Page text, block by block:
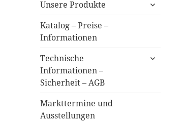
Unsere Produkte
Katalog – Preise –
Informationen
Technische
Informationen –
Sicherheit – AGB
untermenü
Markttermine und
Ausstellungen